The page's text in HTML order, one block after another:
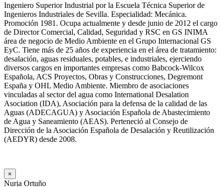
Ingeniero Superior Industrial por la Escuela Técnica Superior de
Ingenieros Industriales de Sevilla. Especialidad: Mecánica.
Promoción 1981. Ocupa actualmente y desde junio de 2012 el cargo
de Director Comercial, Calidad, Seguridad y RSC en GS INIMA
área de negocio de Medio Ambiente en el Grupo Internacional GS
EyC. Tiene más de 25 años de experiencia en el área de tratamiento:
desalación, aguas residuales, potables, e industriales, ejerciendo
diversos cargos en importantes empresas como Babcock-Wilcox
Española, ACS Proyectos, Obras y Construcciones, Degremont
España y OHL Medio Ambiente. Miembro de asociaciones
vinculadas al sector del agua como International Desalation
Asociation (IDA), Asociación para la defensa de la calidad de las
Aguas (ADECAGUA) y Asociación Española de Abastecimiento
de Agua y Saneamiento (AEAS). Perteneció al Consejo de
Dirección de la Asociación Española de Desalación y Reutilización
(AEDYR) desde 2008.
×
Nuria Ortuño